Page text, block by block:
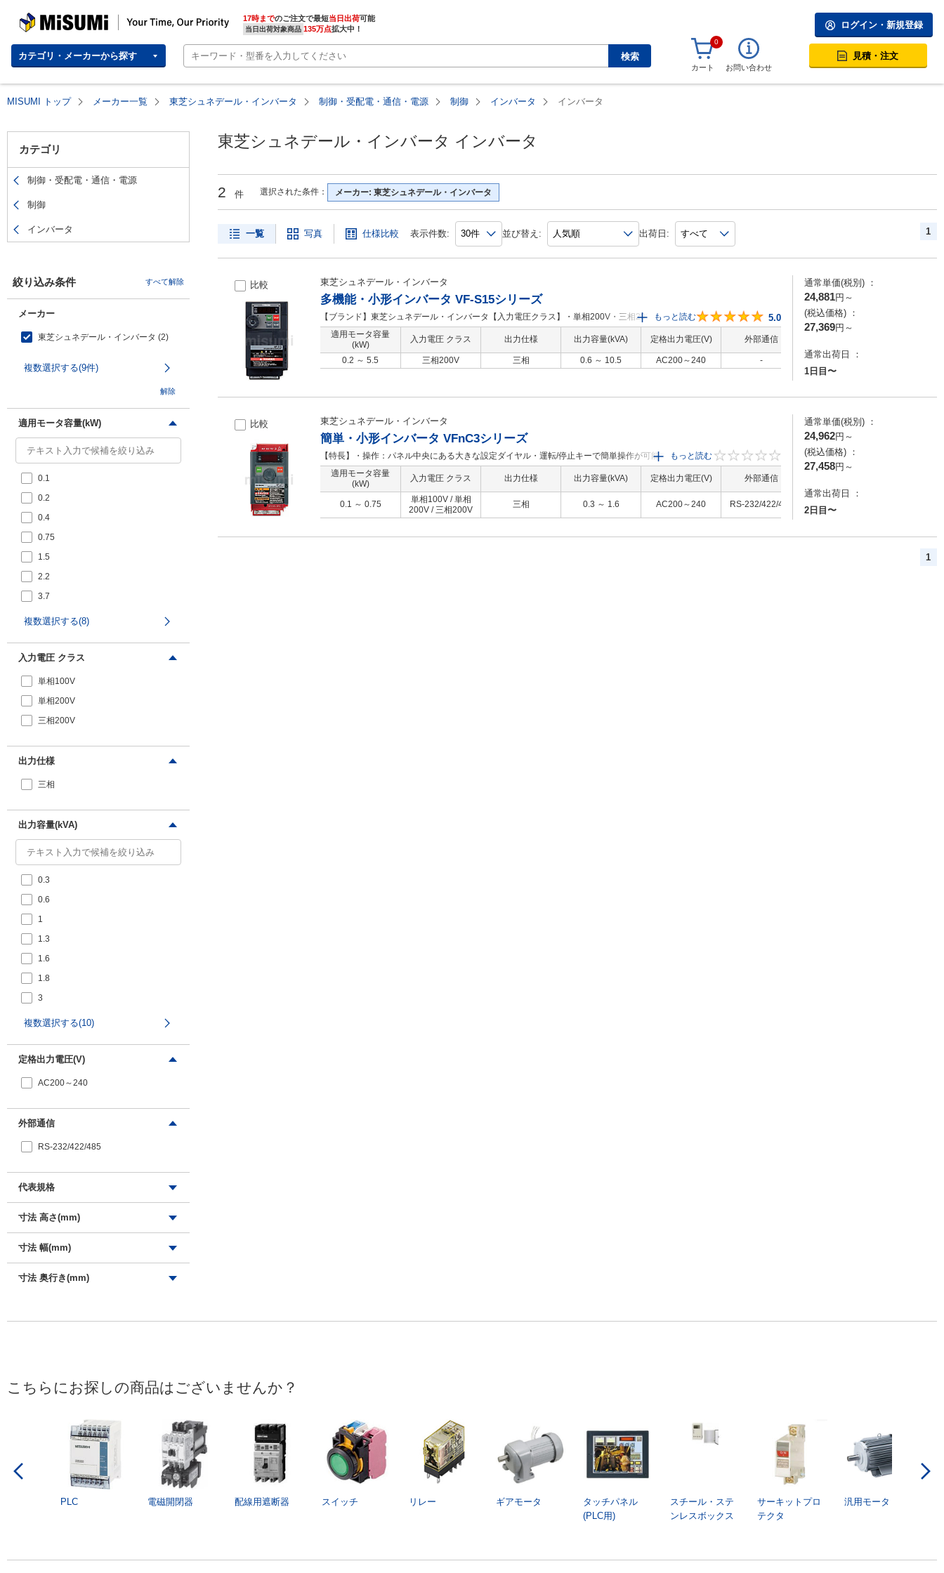
MISUMI | Your Time, Our Priority 17時までのご注文で最短当日出荷
当日出荷対象商品 135万点拡大中！
カテゴリ・メーカーから探す 検索
ログイン・新規登録
0
カート お問い合わせ
見積・注文
MISUMI トップ メーカー一覧 東芝シュネデール・インバータ 制御・受配電・通信・電源 制御 インバータ インバータ
カテゴリ
制御・受配電・通信・電源
制御
インバータ
絞り込み条件 すべて解除
メーカー
東芝シュネデール・インバータ (2)
複数選択する(9件)
解除
適用モータ容量(kW)
0.1
0.2
0.4
0.75
1.5
2.2
3.7
5.5
複数選択する(8)
入力電圧 クラス
単相100V
単相200V
三相200V
出力仕様
三相
出力容量(kVA)
0.3
0.6
1
1.3
1.6
1.8
3
4.2
10.5
複数選択する(10)
定格出力電圧(V)
AC200～240
外部通信
RS-232/422/485
代表規格
CE
UL
CSA
寸法 高さ(mm)
130
170
220
寸法 幅(mm)
72
寸法 奥行き(mm)
121
外形図/複数選択する(8)
東芝シュネデール・インバータ インバータ
2 件 選択された条件： メーカー: 東芝シュネデール・インバータ
一覧 写真 仕様比較 表示件数: 並び替え: 出荷日: 1
比較 東芝シュネデール・インバータ
多機能・小形インバータ VF-S15シリーズ
【ブランド】東芝シュネデール・インバータ【入力電圧クラス】・単相200V・三相200V・三相
400V【特長】・簡単設定、簡単操作・大きな設定ダイヤルでパラメータを一発設定！・EASYキー
で、使用頻度の高いパラメータのみ表示・インバータに電源を入れなくても、パラメータ設定が可
能・エコ・デザイン・長寿命設計・環境に調和・安全機能搭載で、信頼性の高い出力遮断が可能・
省エネ＆パワフル運転・モータと一緒に、省エネルギーを実現・高トルク負荷を楽々運転・応用
システムの拡張性・RS485通信機能を準装備・充実のネットワークオプション対応・簡易プログラ
もっと読む 5
5.0
適用モータ容量
(kW)
入力電圧 クラス 出力仕様 出力容量(kVA) 定格出力電圧(V) 外部通信
0.2 ～ 5.5 三相200V 三相 0.6 ～ 10.5 AC200～240 - CE / UL / CSA
通常単価(税別) ：
24,881円 ～
(税込価格) ：
27,369円 ～
通常出荷日 ：
1日目〜
比較 東芝シュネデール・インバータ
簡単・小形インバータ VFnC3シリーズ
【特長】・操作：パネル中央にある大きな設定ダイヤル・運転/停止キーで簡単操作が可能です・設置：
上下配置の主回路端子で簡単配線、サイド・バイ・サイド設置で省スペースが可能です・設定：簡単モ
ードでよく使うパラメータのみ表示が可能です・設定：RS485通信標準装備で、通信によるインバータ
制御やネットワークの構築が簡単にできます
もっと読む
0
適用モータ容量
(kW)
入力電圧 クラス 出力仕様 出力容量(kVA) 定格出力電圧(V) 外部通信
0.1 ～ 0.75
単相100V / 単相
200V / 三相200V
三相 0.3 ～ 1.6 AC200～240 RS-232/422/485 UL / CSA
通常単価(税別) ：
24,962円 ～
(税込価格) ：
27,458円 ～
通常出荷日 ：
2日目〜
1
こちらにお探しの商品はございませんか？
PLC 電磁開閉器 配線用遮断器 スイッチ リレー ギアモータ
タッチパネル
(PLC用)
スチール・ステ
ンレスボックス
サーキットプロ
テクタ
汎用モータ